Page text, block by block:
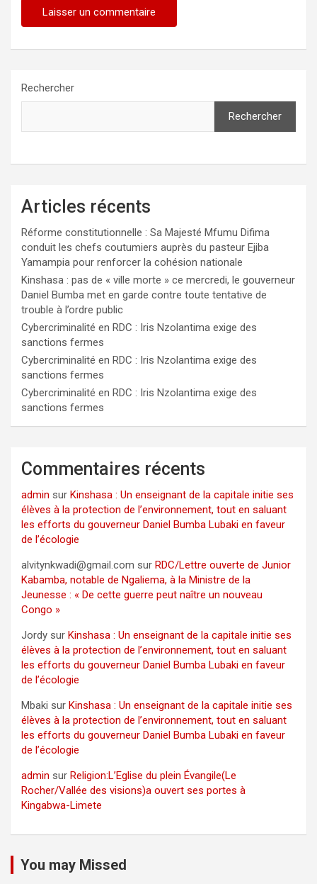
Rechercher
Rechercher
Articles récents
Réforme constitutionnelle : Sa Majesté Mfumu Difima
conduit les chefs coutumiers auprès du pasteur Ejiba
Yamampia pour renforcer la cohésion nationale
Kinshasa : pas de « ville morte » ce mercredi, le gouverneur
Daniel Bumba met en garde contre toute tentative de
trouble à l’ordre public
Cybercriminalité en RDC : Iris Nzolantima exige des
sanctions fermes
Cybercriminalité en RDC : Iris Nzolantima exige des
sanctions fermes
Cybercriminalité en RDC : Iris Nzolantima exige des
sanctions fermes
Commentaires récents
admin sur Kinshasa : Un enseignant de la capitale initie ses
élèves à la protection de l’environnement, tout en saluant
les efforts du gouverneur Daniel Bumba Lubaki en faveur
de l’écologie
alvitynkwadi@gmail.com sur RDC/Lettre ouverte de Junior
Kabamba, notable de Ngaliema, à la Ministre de la
Jeunesse : « De cette guerre peut naître un nouveau
Congo »
Jordy sur Kinshasa : Un enseignant de la capitale initie ses
élèves à la protection de l’environnement, tout en saluant
les efforts du gouverneur Daniel Bumba Lubaki en faveur
de l’écologie
Mbaki sur Kinshasa : Un enseignant de la capitale initie ses
élèves à la protection de l’environnement, tout en saluant
les efforts du gouverneur Daniel Bumba Lubaki en faveur
de l’écologie
admin sur Religion:L’Eglise du plein Évangile(Le
Rocher/Vallée des visions)a ouvert ses portes à
Kingabwa-Limete
You may Missed